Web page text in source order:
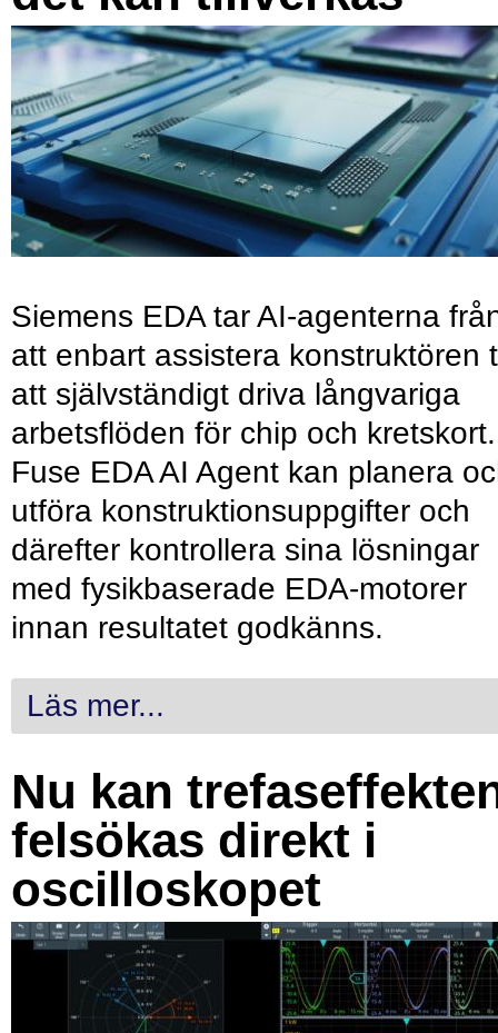
Siemens EDA tar AI-agenterna
att enbart assistera konstruktören
att självständigt driva långvariga
arbetsflöden för chip och kretskort.
Fuse EDA AI Agent kan planera
utföra konstruktionsuppgifter och
därefter kontrollera sina lösningar
med fysikbaserade EDA-motorer
innan resultatet godkänns.
Läs mer...
Nu kan
felsökas direkt i
oscilloskopet